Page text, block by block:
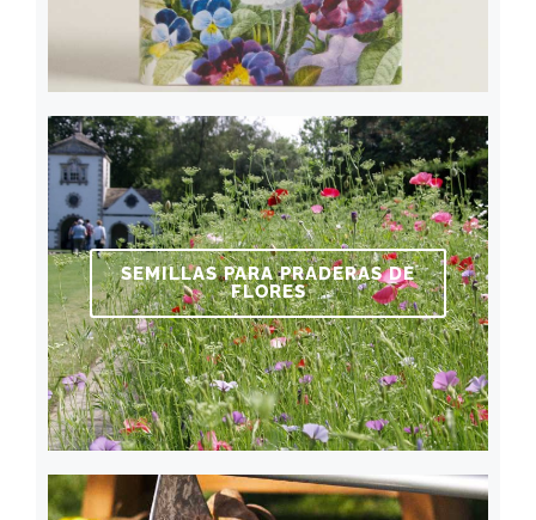
SEMILLAS PARA PRADERAS DE
FLORES